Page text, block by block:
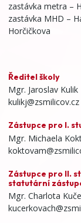
zastávka metra –
zastávka MHD –
Horčičkova
Ředitel školy
Mgr. Jaroslav Kulik
kulikj@zsmilicov.cz
Zástupce pro I.
Mgr. Michaela
Zástupce pro II.
statutární
Mgr. Charlota